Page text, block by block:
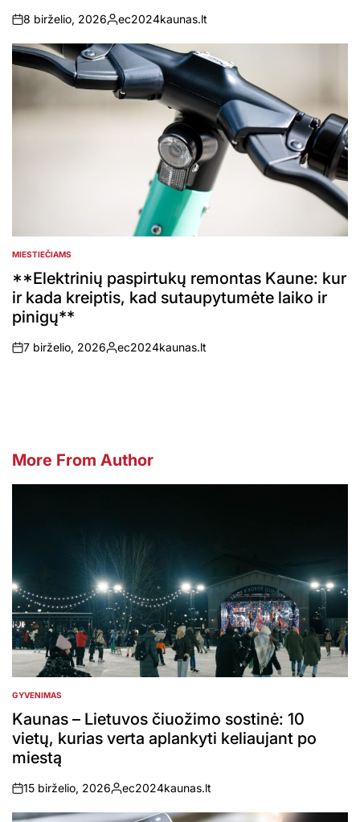
on
8 birželio, 2026
Posted
by
ec2024kaunas.lt
POSTED
MIESTIEČIAMS
**Elektrinių paspirtukų remontas Kaune: kur
ir kada kreiptis, kad sutaupytumėte laiko ir
pinigų**
on
7 birželio, 2026
Posted
ec2024kaunas.lt
More From Author
POSTED
IN
GYVENIMAS
Kaunas – Lietuvos čiuožimo sostinė: 10
vietų, kurias verta aplankyti keliaujant po
miestą
on
15 birželio, 2026
Posted
by
ec2024kaunas.lt